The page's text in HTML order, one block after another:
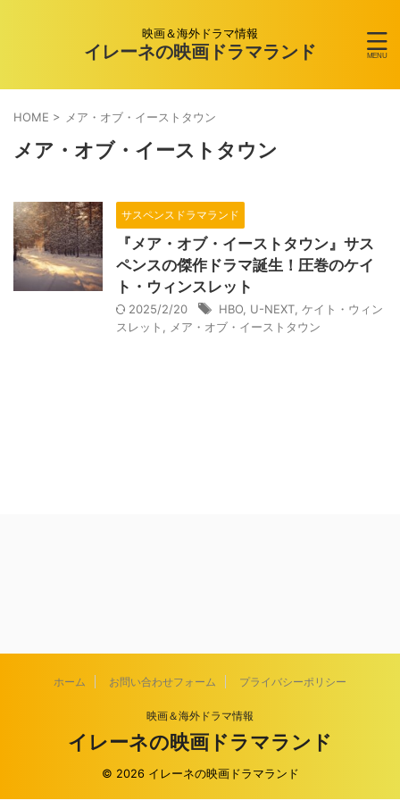
映画＆海外ドラマ情報
イレーネの映画ドラマランド
HOME > メア・オブ・イーストタウン
メア・オブ・イーストタウン
サスペンスドラマランド
『メア・オブ・イーストタウン』サス
ペンスの傑作ドラマ誕生！圧巻のケイ
ト・ウィンスレット
2025/2/20 HBO U-NEXT ケイト・ウィン
スレット
メア・オブ・イーストタウン
ホーム お問い合わせフォーム プライバシーポリシー
映画＆海外ドラマ情報
イレーネの映画ドラマランド
© 2026 イレーネの映画ドラマランド